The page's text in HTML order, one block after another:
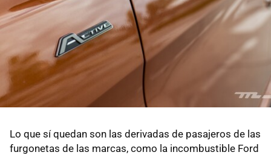
Lo que sí quedan son las derivadas de pasajeros de las
furgonetas de las marcas, como la incombustible Ford